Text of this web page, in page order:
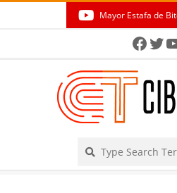
Mayor Estafa de